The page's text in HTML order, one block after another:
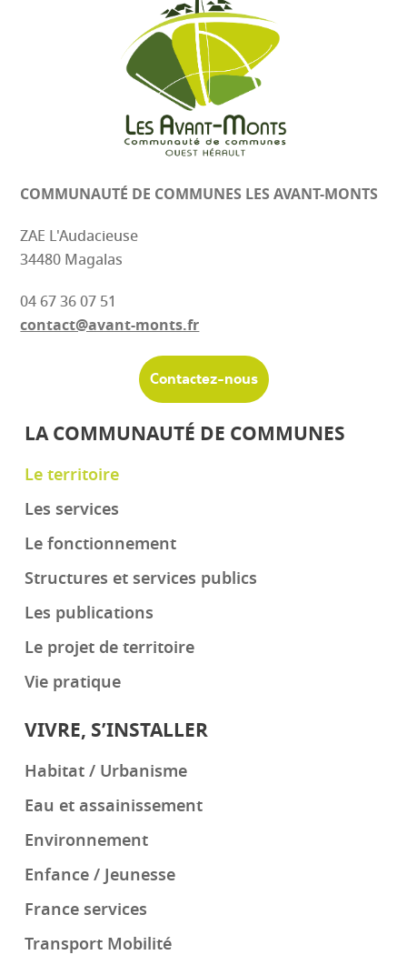
COMMUNAUTÉ DE COMMUNES LES AVANT-MONTS
ZAE L'Audacieuse
34480 Magalas
04 67 36 07 51
contact@avant-monts.fr
Contactez-nous
LA COMMUNAUTÉ DE COMMUNES
Le territoire
Les services
Le fonctionnement
Structures et services publics
Les publications
Le projet de territoire
Vie pratique
VIVRE, S’INSTALLER
Habitat / Urbanisme
Eau et assainissement
Environnement
Enfance / Jeunesse
France services
Transport Mobilité